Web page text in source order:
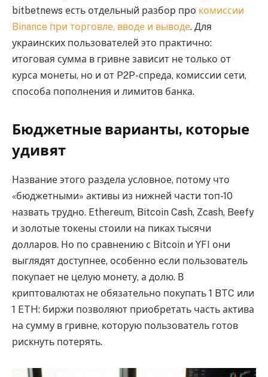
bitbetnews есть отдельный разбор про комиссии
Binance при торговле, вводе и выводе. Для
украинских пользователей это практично:
итоговая сумма в гривне зависит не только от
курса монеты, но и от P2P-спреда, комиссии сети,
способа пополнения и лимитов банка.
Бюджетные варианты, которые
удивят
Название этого раздела условное, потому что
«бюджетными» активы из нижней части топ-10
назвать трудно. Ethereum, Bitcoin Cash, Zcash, Beefy
и золотые токены стоили на пиках тысячи
долларов. Но по сравнению с Bitcoin и YFI они
выглядят доступнее, особенно если пользователь
покупает не целую монету, а долю. В
криптовалютах не обязательно покупать 1 BTC или
1 ETH: биржи позволяют приобретать часть актива
на сумму в гривне, которую пользователь готов
рискнуть потерять.